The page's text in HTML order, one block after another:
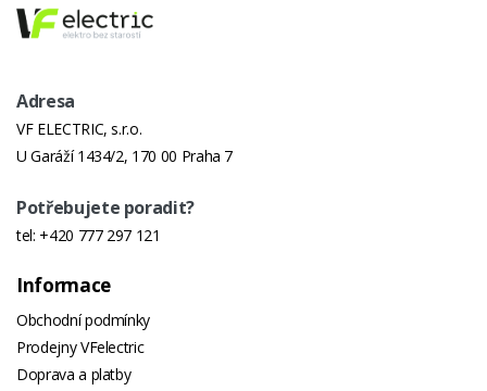
Adresa
VF ELECTRIC, s.r.o.
U Garáží 1434/2, 170 00 Praha 7
Potřebujete poradit?
tel: +420 777 297 121
Informace
Obchodní podmínky
Prodejny VFelectric
Doprava a platby